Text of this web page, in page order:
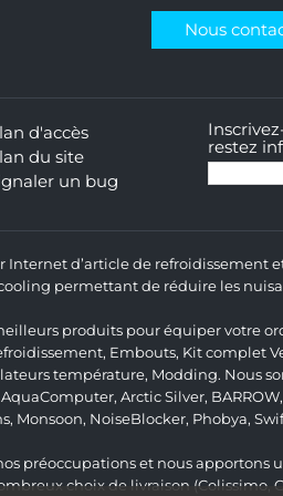
Nous
d'accès
du site
un bug
restez
Internet d’article de
permettant de réduire les
produits pour équiper votre
, Embouts, Kit complet
température, Modding. Nous
AquaComputer, Arctic Silver, BARROW,
, Monsoon, NoiseBlocker, Phobya,
préoccupations et nous
choix de livraison